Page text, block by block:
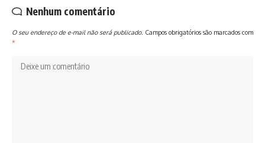
Nenhum comentário
O seu endereço de e-mail não será publicado. Campos obrigatórios são marcados com
*